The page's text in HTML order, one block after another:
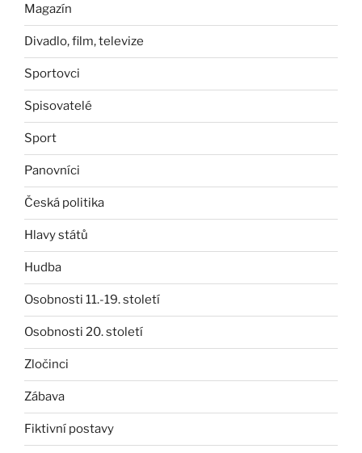
Magazín
Divadlo, film, televize
Sportovci
Spisovatelé
Sport
Panovníci
Česká politika
Hlavy států
Hudba
Osobnosti 11.-19. století
Osobnosti 20. století
Zločinci
Zábava
Fiktivní postavy